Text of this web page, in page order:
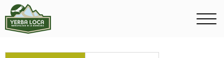
Actividades
Menú
Actividades